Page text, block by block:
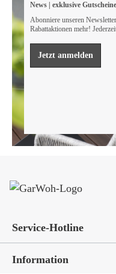
leisten müssen, um unsere
bewahren.
Mehr erfahren
News | exklusive
Abonniere unseren
Rabattaktionen mehr!
Jetzt anmelden
Service-Hotline
Information